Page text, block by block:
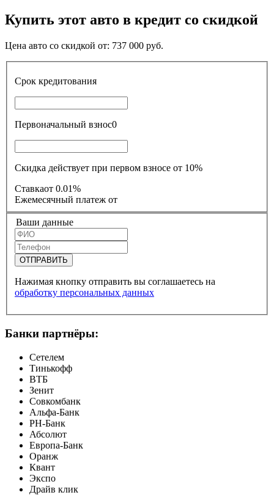
Купить этот авто в кредит со скидкой
Цена авто со скидкой от: 737 000 руб.
Срок кредитования
Первоначальный взнос0
Скидка действует при первом взносе от 10%
Ставкаот 0.01%
Ежемесячный платеж от
Ваши данные
ОТПРАВИТЬ
Нажимая кнопку отправить вы соглашаетесь на
обработку персональных данных
Банки партнёры:
Сетелем
Тинькофф
ВТБ
Зенит
Совкомбанк
Альфа-Банк
РН-Банк
Абсолют
Европа-Банк
Оранж
Квант
Экспо
Драйв клик